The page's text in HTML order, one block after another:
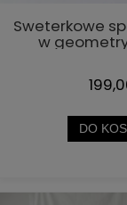
Sweterkowe
w
DO